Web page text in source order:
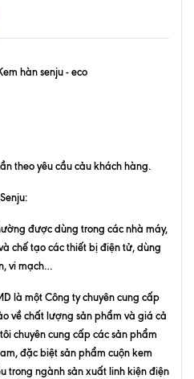
hàn senju - eco
theo yêu cầu cảu khách hàng.
:
được dùng trong các nhà máy,
chế tạo các thiết bị điện tử, dùng
vi mạch…
là một Công ty chuyên cung cấp
về chất lượng sản phẩm và giá cả
chuyên cung cấp các sản phẩm
đặc biệt sản phẩm cuộn kem
trong ngành sản xuất linh kiện điện